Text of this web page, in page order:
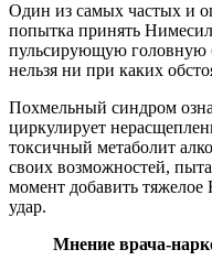
Один из самых частых и
попытка принять
пульсирующую головную
нельзя ни при каких
Похмельный синдром
циркулирует
токсичный метаболит
своих возможностей,
момент добавить
удар.
Мнение врача-